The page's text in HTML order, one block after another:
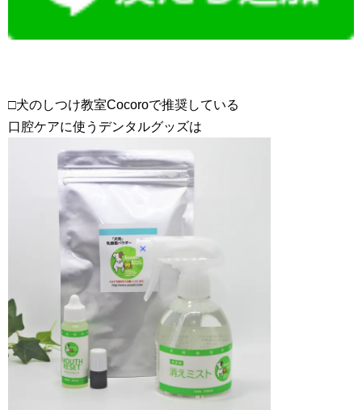
□犬のしつけ教室Cocoroで推奨している
口腔ケアに使うデンタルグッズは